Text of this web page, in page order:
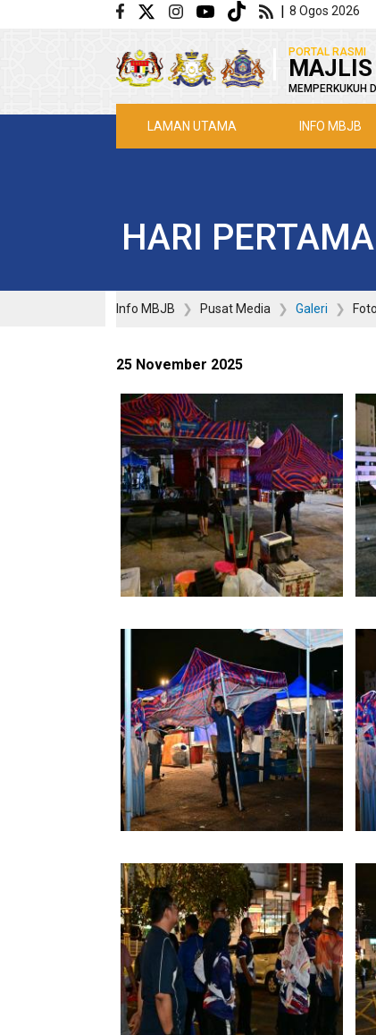
Langkau ke kandungan utama | 8 Ogos 2026
PORTAL RASMI
MAJLIS
MEMPERKUKUH
LAMAN UTAMA INFO MBJB
HARI
Info MBJB Pusat Media Galeri Foto
25 November 2025